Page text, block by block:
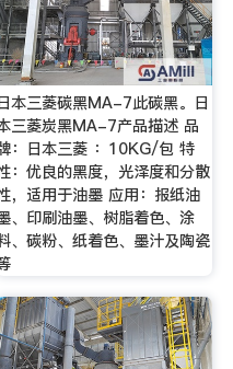
本三菱碳黑MA-7此碳黑。日
三菱炭黑MA-7产品描述 品
：日本三菱 ：10KG/包 特
：优良的黑度，光泽度和分散
，适用于油墨 应用：报纸油
、印刷油墨、树脂着色、涂
、碳粉、纸着色、墨汁及陶瓷